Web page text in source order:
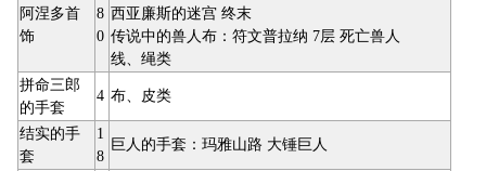
阿涅多首
饰
8
0
西亚廉斯的迷宫 终末
传说中的兽人布：符文普拉纳 7层 死亡兽人
线、绳类
拼命三郎
的手套
4 布、皮类
结实的手
套
1
8
巨人的手套：玛雅山路 大锤巨人